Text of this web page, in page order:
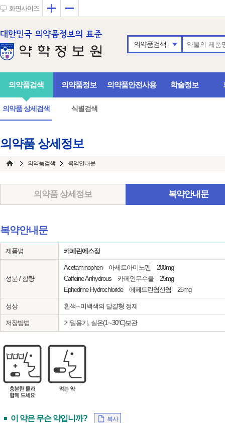
화면사이즈 확대
의약품검색
의약품검색
의약품 상세검색 식별검색
의약품정보 의약품안전사용 학술정보
의약품 상세정보
의약품검색 복약안내문
의약품 상세정보 복약안내문
복약안내문
제품명 카페린에스정
성분 / 함량
Acetaminophen 아세트아미노펜 200mg
Caffeine Anhydrous 카페인무수물 25mg
Ephedrine Hydrochloride 에페드린염산염 25mg
성상 흰색∼미백색의 달걀형 정제
저장방법 기밀용기, 실온(1∼30℃)보관
이 약은 무슨 약입니까? 복사